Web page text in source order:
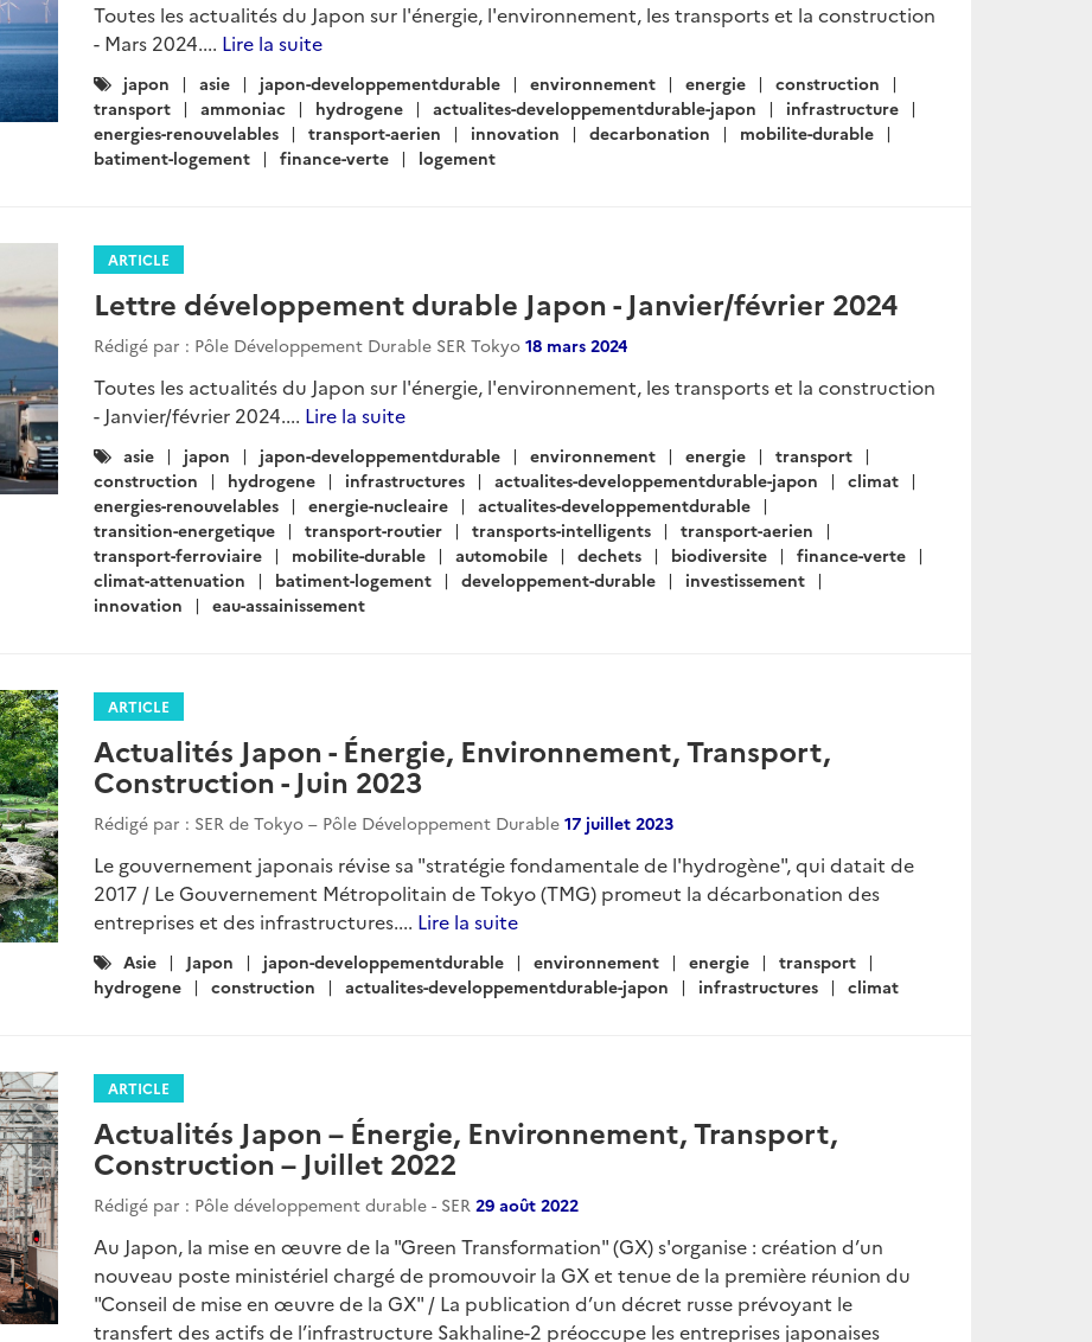
Toutes les actualités du Japon sur l'énergie, l'environnement, les transports et la construction
- Mars 2024.... Lire la suite
Catégories
:
japon asie japon-developpementdurable environnement energie
construction
transport
ammoniac hydrogene actualites-developpementdurable-japon
infrastructure
energies-renouvelables
transport-aerien innovation decarbonation
mobilite-durable
batiment-logement
finance-verte logement
ARTICLE
Lettre développement durable Japon - Janvier/février 2024
Rédigé par : Pôle Développement Durable SER Tokyo 18 mars 2024
Toutes les actualités du Japon sur l'énergie, l'environnement, les transports et la construction
- Janvier/février 2024.... Lire la suite
Catégories
:
asie japon japon-developpementdurable environnement energie
transport
construction
hydrogene infrastructures actualites-developpementdurable-japon
climat
energies-renouvelables
energie-nucleaire
actualites-developpementdurable
transition-energetique
transport-routier transports-intelligents
transport-aerien
transport-ferroviaire
mobilite-durable automobile dechets biodiversite
finance-verte
climat-attenuation
batiment-logement developpement-durable
investissement
innovation
eau-assainissement
ARTICLE
Actualités Japon - Énergie, Environnement, Transport,
Construction - Juin 2023
Rédigé par : SER de Tokyo – Pôle Développement Durable 17 juillet 2023
Le gouvernement japonais révise sa "stratégie fondamentale de l'hydrogène", qui datait de
2017 / Le Gouvernement Métropolitain de Tokyo (TMG) promeut la décarbonation des
entreprises et des infrastructures.... Lire la suite
Catégories
:
Asie Japon japon-developpementdurable environnement energie
transport
hydrogene
construction actualites-developpementdurable-japon infrastructures climat
ARTICLE
Actualités Japon – Énergie, Environnement, Transport,
Construction – Juillet 2022
Rédigé par : Pôle développement durable - SER 29 août 2022
Au Japon, la mise en œuvre de la "Green Transformation" (GX) s'organise : création d’un
nouveau poste ministériel chargé de promouvoir la GX et tenue de la première réunion du
"Conseil de mise en œuvre de la GX" / La publication d’un décret russe prévoyant le
transfert des actifs de l’infrastructure Sakhaline-2 préoccupe les entreprises japonaises